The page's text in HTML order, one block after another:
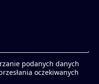
podanych danych
oczekiwanych